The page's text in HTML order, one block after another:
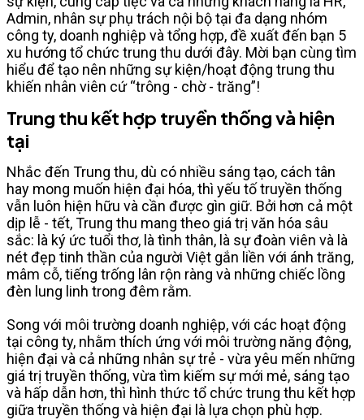
Admin, nhân sự phụ trách nội bộ tại đa dạng nhóm
công ty, doanh nghiệp và tổng hợp, đề xuất đến bạn 5
xu hướng tổ chức trung thu dưới đây. Mời bạn cùng tìm
hiểu để tạo nên những sự kiện/hoạt động trung thu
khiến nhân viên cứ “trông - chờ - trăng”!
Trung thu kết hợp truyền thống và hiện
tại
Nhắc đến Trung thu, dù có nhiều sáng tạo, cách tân
hay mong muốn hiện đại hóa, thì yếu tố truyền thống
vẫn luôn hiện hữu và cần được gìn giữ. Bởi hơn cả một
dịp lễ - tết, Trung thu mang theo giá trị văn hóa sâu
sắc: là ký ức tuổi thơ, là tình thân, là sự đoàn viên và là
nét đẹp tinh thần của người Việt gắn liền với ánh trăng,
mâm cỗ, tiếng trống lân rộn ràng và những chiếc lồng
đèn lung linh trong đêm rằm.
Song với môi trường doanh nghiệp, với các hoạt động
tại công ty, nhằm thích ứng với môi trường năng động,
hiện đại và cả những nhân sự trẻ - vừa yêu mến những
giá trị truyền thống, vừa tìm kiếm sự mới mẻ, sáng tạo
và hấp dẫn hơn, thì hình thức tổ chức trung thu kết hợp
giữa truyền thống và hiện đại là lựa chọn phù hợp.